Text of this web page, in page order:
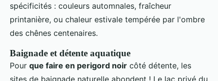
spécificités : couleurs automnales, fraîcheur
printanière, ou chaleur estivale tempérée par l'ombre
des chênes centenaires.
Baignade et détente aquatique
Pour que faire en perigord noir côté détente, les
sites de baignade naturelle abondent ! Le lac privé du